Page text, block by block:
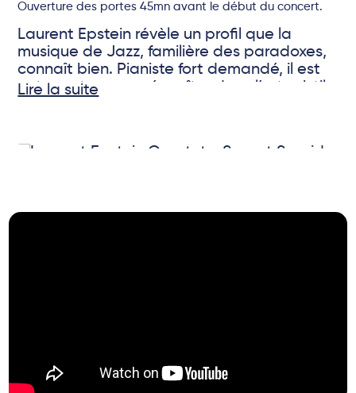
Ouverture des portes 45mn avant le début du concert.
Laurent Epstein révèle un profil que la
musique de Jazz, familière des paradoxes,
connaît bien. Pianiste fort demandé, il est
entre autres, passé maître dans l’art subtil
une intelligence musicale empreinte d’une
n ‘a guère consacré de temps à bâtir un
bassiste, devenu le directeur artistique que
l’on connaît, qu’il choisit de solliciter pour
Lire la suite